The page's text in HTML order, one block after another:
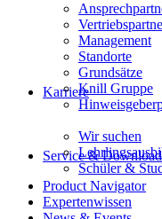
Management
Standorte
Grundsätze
Knill Gruppe
Karriere
Wir suchen
Schüler &
Service &
Product Navigator
Expertenwissen